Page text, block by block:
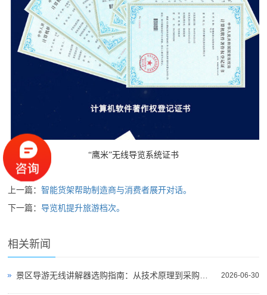
“鹰米”无线导览系统证书
上一篇：智能货架帮助制造商与消费者展开对话。
下一篇：导览机提升旅游档次。
相关新闻
2026-06-30
景区导游无线讲解器选购指南：从技术原理到采购决策